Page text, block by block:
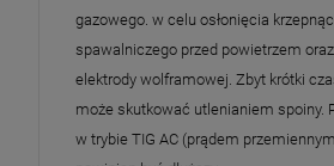
gazowego. w celu osłonięcia
spawalniczego przed powietrzem
elektrody wolframowej. Zbyt krótki
może skutkować utlenianiem spoiny.
w trybie TIG AC (prądem